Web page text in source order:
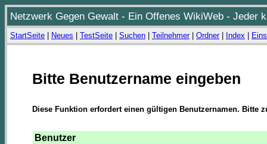
Netzwerk Gegen Gewalt - Ein Offenes WikiWeb - Jeder
StartSeite Neues TestSeite Suchen Teilnehmer| Ordner| Index
Bitte Benutzername eingeben
Diese Funktion erfordert einen gültigen Benutzernamen. Bitte
Benutzer